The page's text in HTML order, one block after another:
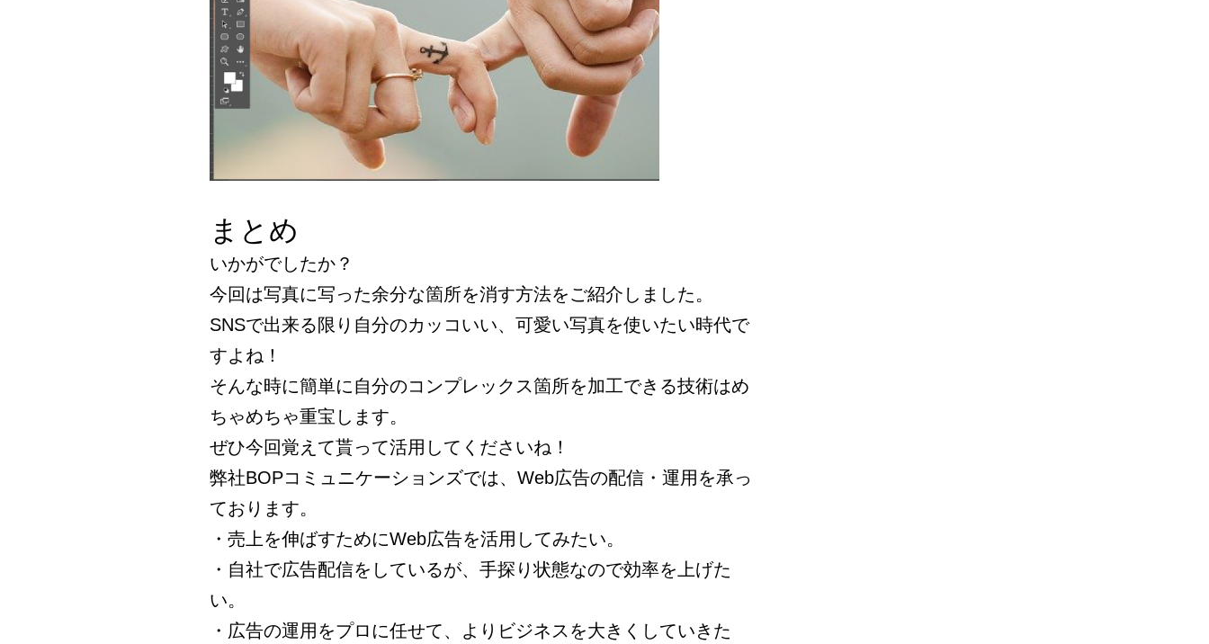
まとめ
いかがでしたか？
今回は写真に写った余分な箇所を消す方法をご紹介しました。
SNSで出来る限り自分のカッコいい、可愛い写真を使いたい時代で
すよね！
そんな時に簡単に自分のコンプレックス箇所を加工できる技術はめ
ちゃめちゃ重宝します。
ぜひ今回覚えて貰って活用してくださいね！
弊社BOPコミュニケーションズでは、Web広告の配信・運用を承っ
ております。
・売上を伸ばすためにWeb広告を活用してみたい。
・自社で広告配信をしているが、手探り状態なので効率を上げた
い。
・広告の運用をプロに任せて、よりビジネスを大きくしていきた